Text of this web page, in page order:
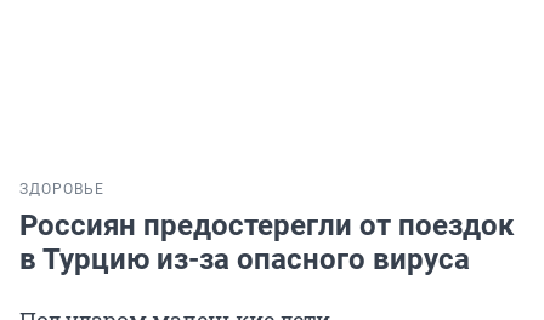
ЗДОРОВЬЕ
Россиян предостерегли от поездок
в Турцию из-за опасного вируса